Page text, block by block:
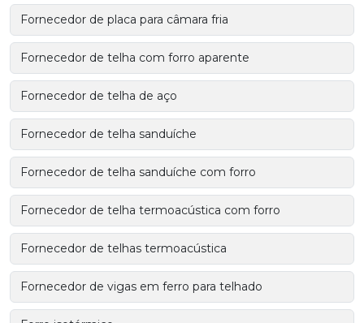
Fornecedor de placa para câmara fria
Fornecedor de telha com forro aparente
Fornecedor de telha de aço
Fornecedor de telha sanduíche
Fornecedor de telha sanduíche com forro
Fornecedor de telha termoacústica com forro
Fornecedor de telhas termoacústica
Fornecedor de vigas em ferro para telhado